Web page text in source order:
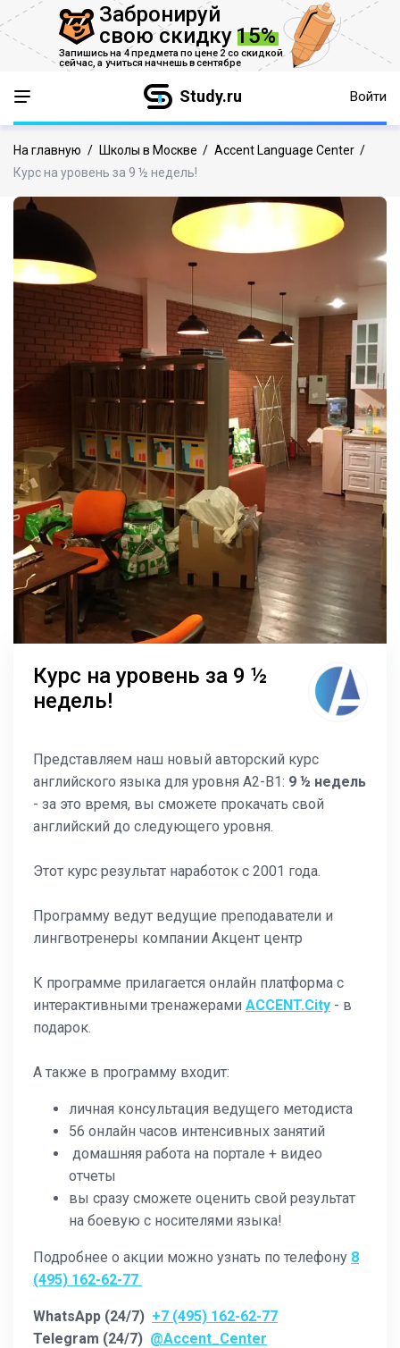
Забронируй
свою скидку 15%
Запишись на 4 предмета по цене 2 со скидкой
сейчас, а учиться начнешь в сентябре
Study.ru Войти
На главную / Школы в Москве / Accent Language Center /
Курс на уровень за 9 ½ недель!
Курс на уровень за 9 ½
недель!
Представляем наш новый авторский курс
английского языка для уровня A2-B1: 9 ½ недель
- за это время, вы сможете прокачать свой
английский до следующего уровня.
Этот курс результат наработок с 2001 года.
Программу ведут ведущие преподаватели и
лингвотренеры компании Акцент центр
К программе прилагается онлайн платформа с
интерактивными тренажерами ACCENT.City - в
подарок.
А также в программу входит:
личная консультация ведущего методиста
56 онлайн часов интенсивных занятий
домашняя работа на портале + видео
отчеты
вы сразу сможете оценить свой результат
на боевую с носителями языка!
Подробнее о акции можно узнать по телефону 8
(495) 162-62-77
WhatsApp (24/7) +7 (495) 162-62-77
Telegram (24/7) @Accent_Center